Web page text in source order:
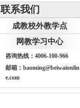
联系我们
成教校外教学点
网教学习中心
咨询热线：4006-100-966
邮箱：baoming@beiwaionlin
e.com